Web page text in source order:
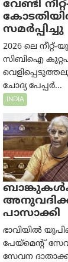
വേണ്ടി
സമര്‍പ്പിച്ചു
2026 ലെ
സിബിഐ
ചോദ്യ പേപ്പർ...
INDIA
പാസാക്കി
ഭാവിയിൽ
പേയ്‌മെന്റ്
സേവന